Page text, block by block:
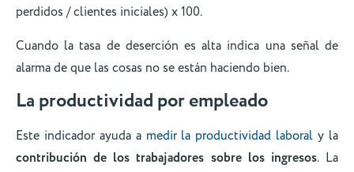
perdidos / clientes iniciales) x 100.
Cuando la tasa de deserción es alta indica una señal de
alarma de que las cosas no se están haciendo bien.
La productividad por empleado
Este indicador ayuda a medir la productividad laboral y la
contribución de los trabajadores sobre los ingresos. La